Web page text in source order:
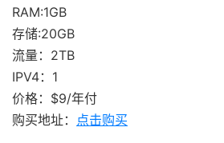
RAM:1GB
存储:20GB
流量：2TB
IPV4：1
价格：$9/年付
购买地址： 点击购买